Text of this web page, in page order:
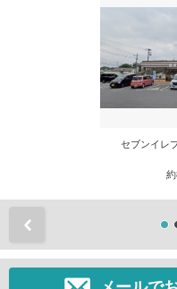
セブンイレ